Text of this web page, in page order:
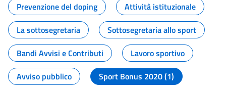
Prevenzione del doping
Attività istituzionale
La sottosegretaria
Sottosegretaria allo sport
Bandi Avvisi e Contributi
Lavoro sportivo
Avviso pubblico
Sport Bonus 2020 (1)